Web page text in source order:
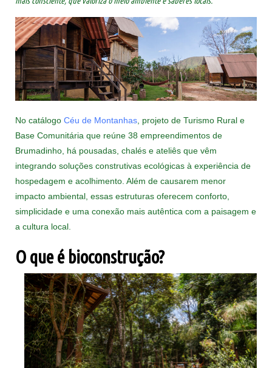
No catálogo Céu de Montanhas, projeto de Turismo Rural e
Base Comunitária que reúne 38 empreendimentos de
Brumadinho, há pousadas, chalés e ateliês que vêm
integrando soluções construtivas ecológicas à experiência de
hospedagem e acolhimento. Além de causarem menor
impacto ambiental, essas estruturas oferecem conforto,
simplicidade e uma conexão mais autêntica com a paisagem e
a cultura local.
O que é bioconstrução?